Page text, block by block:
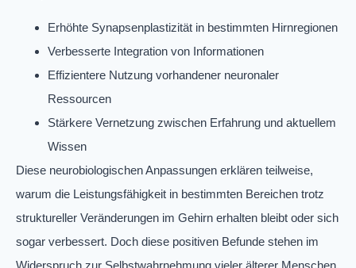
Erhöhte Synapsenplastizität in bestimmten Hirnregionen
Verbesserte Integration von Informationen
Effizientere Nutzung vorhandener neuronaler
Ressourcen
Stärkere Vernetzung zwischen Erfahrung und aktuellem
Wissen
Diese neurobiologischen Anpassungen erklären teilweise,
warum die Leistungsfähigkeit in bestimmten Bereichen trotz
struktureller Veränderungen im Gehirn erhalten bleibt oder sich
sogar verbessert. Doch diese positiven Befunde stehen im
Widerspruch zur Selbstwahrnehmung vieler älterer Menschen,